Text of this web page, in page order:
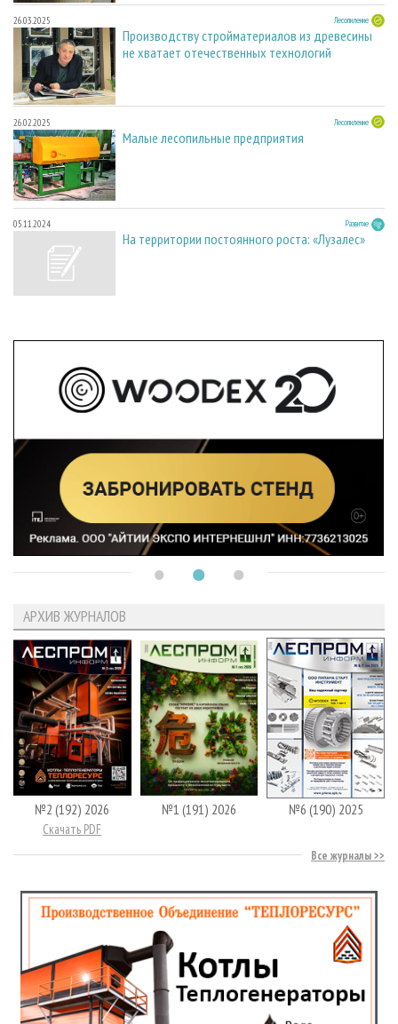
26.03.2025 Лесопиление
Производству стройматериалов из древесины
не хватает отечественных технологий
26.02.2025 Лесопиление
Малые лесопильные предприятия
05.11.2024 Развитие
На территории постоянного роста: «Лузалес»
АРХИВ ЖУРНАЛОВ
№2 (192) 2026
Скачать PDF
№1 (191) 2026 №6 (190) 2025
Все журналы